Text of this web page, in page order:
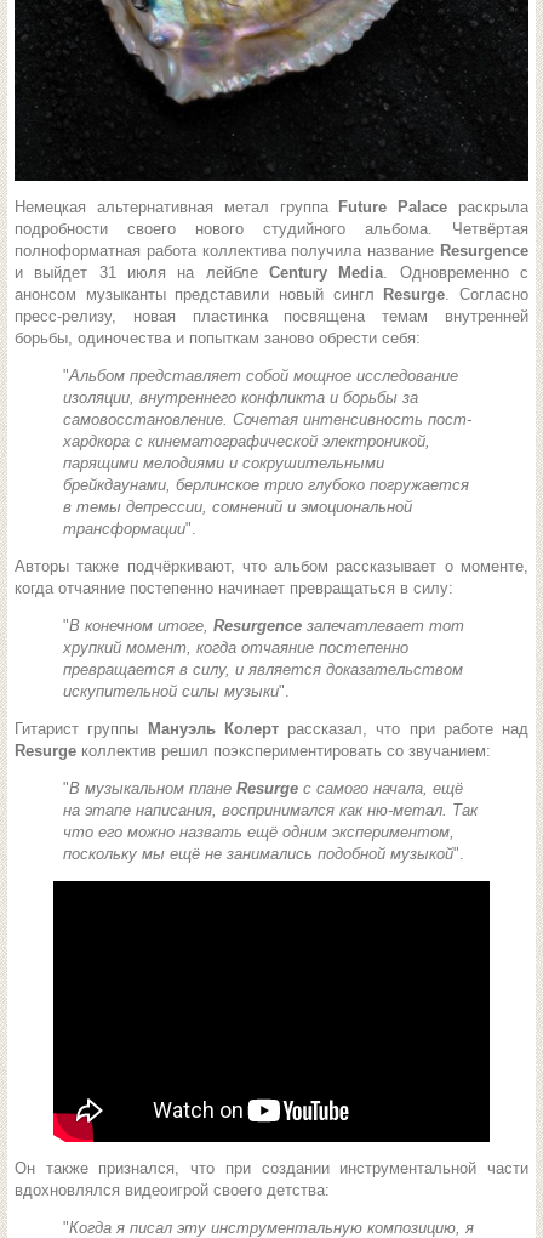
Немецкая альтернативная метал группа Future Palace
раскрыла
подробности своего нового студийного альбома. Четвёртая
полноформатная работа коллектива получила название Resurgence
и выйдет 31 июля на лейбле Century Media. Одновременно с
анонсом музыканты представили новый сингл
Resurge. Согласно
пресс-релизу, новая пластинка посвящена темам внутренней
борьбы, одиночества и попыткам заново обрести себя:
"Альбом представляет собой мощное исследование
изоляции, внутреннего конфликта и борьбы за
самовосстановление. Сочетая интенсивность пост-
хардкора с кинематографической электроникой,
парящими мелодиями и сокрушительными
брейкдаунами, берлинское трио глубоко погружается
в темы депрессии, сомнений и эмоциональной
трансформации".
Авторы также подчёркивают, что альбом рассказывает о моменте,
когда отчаяние постепенно начинает превращаться в силу:
"В конечном итоге, Resurgence запечатлевает тот
хрупкий момент, когда отчаяние постепенно
превращается в силу, и является доказательством
искупительной силы музыки".
Гитарист группы Мануэль Колертрассказал, что при работе над
Resurge коллектив решил поэкспериментировать со звучанием:
"В музыкальном плане Resurge с самого начала, ещё
на этапе написания, воспринимался как ню-метал. Так
что его можно назвать ещё одним экспериментом,
поскольку мы ещё не занимались подобной музыкой".
Он также признался, что при создании инструментальной части
вдохновлялся видеоигрой своего детства:
"Когда я писал эту инструментальную композицию, я